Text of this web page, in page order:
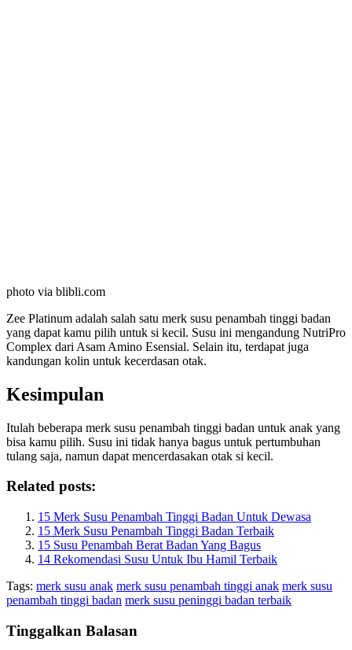
photo via blibli.com
Zee Platinum adalah salah satu merk susu penambah tinggi badan
yang dapat kamu pilih untuk si kecil. Susu ini mengandung NutriPro
Complex dari Asam Amino Esensial. Selain itu, terdapat juga
kandungan kolin untuk kecerdasan otak.
Kesimpulan
Itulah beberapa merk susu penambah tinggi badan untuk anak yang
bisa kamu pilih. Susu ini tidak hanya bagus untuk pertumbuhan
tulang saja, namun dapat mencerdasakan otak si kecil.
Related posts:
15 Merk Susu Penambah Tinggi Badan Untuk Dewasa
15 Merk Susu Penambah Tinggi Badan Terbaik
15 Susu Penambah Berat Badan Yang Bagus
14 Rekomendasi Susu Untuk Ibu Hamil Terbaik
Tags: merk susu anak merk susu penambah tinggi anak merk susu
penambah tinggi badan merk susu peninggi badan terbaik
Tinggalkan Balasan